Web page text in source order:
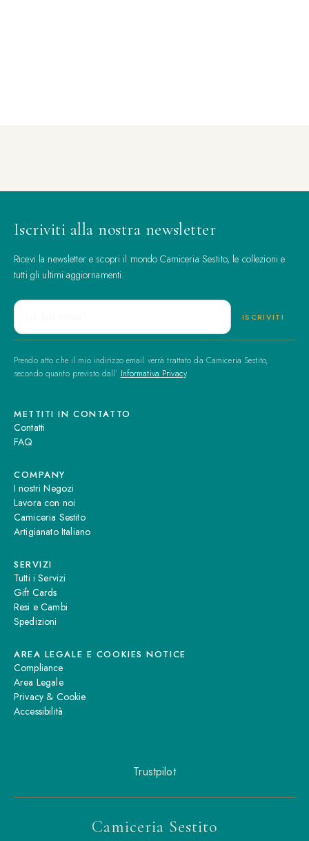
Iscriviti alla nostra newsletter
Ricevi la newsletter e scopri il mondo Camiceria Sestito, le collezioni e
tutti gli ultimi aggiornamenti.
Prendo atto che il mio indirizzo email verrà trattato da Camiceria Sestito,
secondo quanto previsto dall' Informativa Privacy.
METTITI IN CONTATTO
Contatti
FAQ
COMPANY
I nostri Negozi
Lavora con noi
Camiceria Sestito
Artigianato Italiano
SERVIZI
Tutti i Servizi
Gift Cards
Resi e Cambi
Spedizioni
AREA LEGALE E COOKIES NOTICE
Compliance
Area Legale
Privacy & Cookie
Accessibilità
Trustpilot
Camiceria Sestito